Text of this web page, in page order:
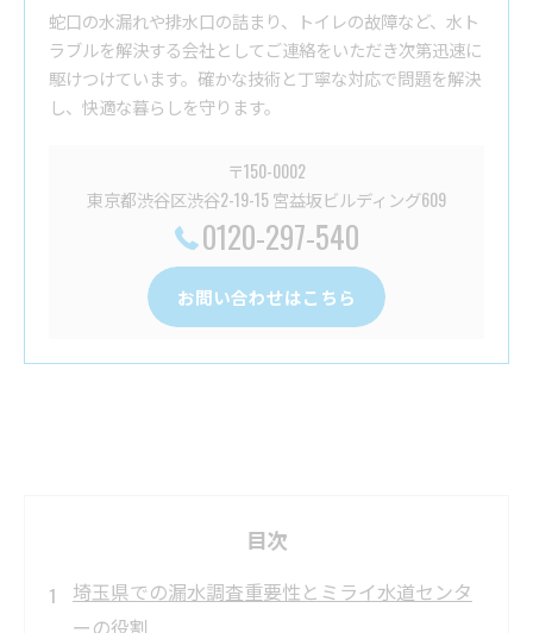
蛇口の水漏れや排水口の詰まり、トイレの故障など、水ト
ラブルを解決する会社としてご連絡をいただき次第迅速に
駆けつけています。確かな技術と丁寧な対応で問題を解決
し、快適な暮らしを守ります。
〒150-0002
東京都渋谷区渋谷2-19-15 宮益坂ビルディング609
0120-297-540
お問い合わせはこちら
目次
埼玉県での漏水調査重要性とミライ水道センタ
ーの役割